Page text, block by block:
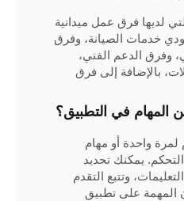
لديها فرق عمل ميدانية
خدمات الصيانة، وفرق
وفرق الدعم الفني،
بالإضافة إلى فرق
المهام في التطبيق؟
لمرة واحدة أو مهام
يمكنك تحديد
وتتبع التقدم
المهمة على تطبيق